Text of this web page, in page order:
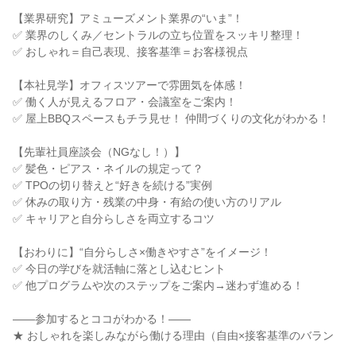
【業界研究】アミューズメント業界の“いま”！
✅ 業界のしくみ／セントラルの立ち位置をスッキリ整理！
✅ おしゃれ＝自己表現、接客基準＝お客様視点
【本社見学】オフィスツアーで雰囲気を体感！
✅ 働く人が見えるフロア・会議室をご案内！
✅ 屋上BBQスペースもチラ見せ！ 仲間づくりの文化がわかる！
【先輩社員座談会（NGなし！）】
✅ 髪色・ピアス・ネイルの規定って？
✅ TPOの切り替えと“好きを続ける”実例
✅ 休みの取り方・残業の中身・有給の使い方のリアル
✅ キャリアと自分らしさを両立するコツ
【おわりに】“自分らしさ×働きやすさ”をイメージ！
✅ 今日の学びを就活軸に落とし込むヒント
✅ 他プログラムや次のステップをご案内→迷わず進める！
――参加するとココがわかる！――
★ おしゃれを楽しみながら働ける理由（自由×接客基準のバラン